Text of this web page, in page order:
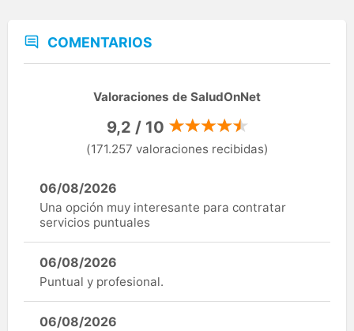
COMENTARIOS
Valoraciones de SaludOnNet
9,2 / 10
(171.257 valoraciones recibidas)
06/08/2026
Una opción muy interesante para contratar
servicios puntuales
06/08/2026
Puntual y profesional.
06/08/2026